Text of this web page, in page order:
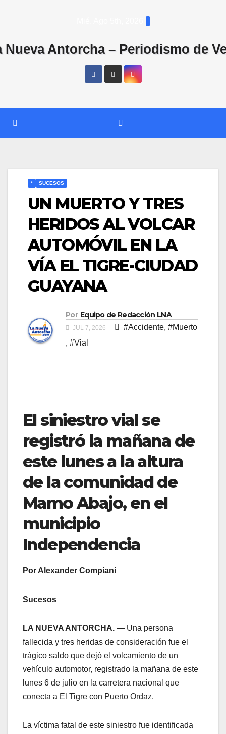
* SUCESOS
​UN MUERTO Y TRES
HERIDOS AL VOLCAR
AUTOMÓVIL EN LA
VÍA EL TIGRE-CIUDAD
GUAYANA
Por Equipo de Redacción LNA
JUL 7, 2026 #Accidente, #Muerto
, #Vial
​El siniestro vial se
registró la mañana de
este lunes a la altura
de la comunidad de
Mamo Abajo, en el
municipio
Independencia
Por Alexander Compiani
Sucesos
LA NUEVA ANTORCHA. — Una persona
fallecida y tres heridas de consideración fue el
trágico saldo que dejó el volcamiento de un
vehículo automotor, registrado la mañana de este
lunes 6 de julio en la carretera nacional que
conecta a El Tigre con Puerto Ordaz.
​La víctima fatal de este siniestro fue identificada